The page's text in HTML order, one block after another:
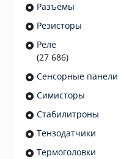
Разъёмы
Резисторы
Реле
(27 686)
Сенсорные панели
Симисторы
Стабилитроны
Тензодатчики
Термоголовки